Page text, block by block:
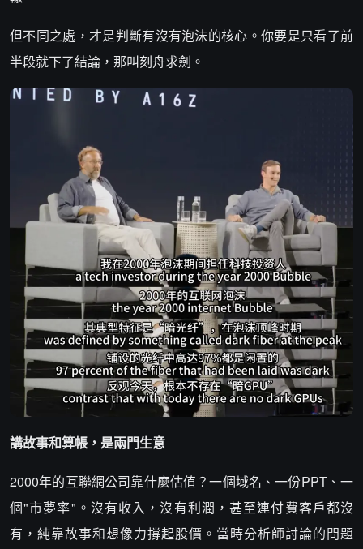
但不同之處，才是判斷有沒有泡沫的核心。你要是只看了前
半段就下了結論，那叫刻舟求劍。
講故事和算帳，是兩門生意
2000年的互聯網公司靠什麼估值？一個域名、一份PPT、一
個"市夢率"。沒有收入，沒有利潤，甚至連付費客戶都沒
有，純靠故事和想像力撐起股價。當時分析師討論的問題